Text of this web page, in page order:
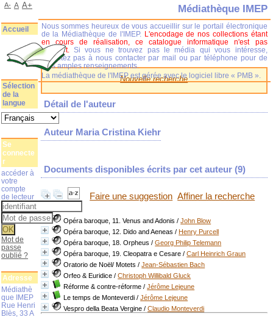
Nouvelle recherche
Détail de l'auteur
Auteur Maria Cristina Kiehr
Documents disponibles écrits par cet auteur (9)
Faire une suggestion Affiner la recherche
Opéra baroque, 11. Venus and Adonis /John Blow
Opéra baroque, 12. Dido and Aeneas /Henry Purcell
Opéra baroque, 18. Orpheus /Georg Philip Telemann
Opéra baroque, 19. Cleopatra e Cesare /Carl Heinrich Graun
Oratorio de Noël/ Motets /Jean-Sébastien Bach
Orfeo & Euridice /Christoph Willibald Gluck
Réforme & contre-réforme /Jérôme Lejeune
Le temps de Monteverdi /Jérôme Lejeune
Vespro della Beata Vergine /Claudio Monteverdi
Médiathèque IMEP
Nous sommes heureux de vous accueillir sur le portail électronique
de la Médiathèque de l'IMEP. L'encodage de nos collections étant
en cours de réalisation, ce catalogue informatique n'est pas
complet.
Si vous ne trouvez pas le média qui vous intéresse,
n'hésitez pas à nous contacter par mail ou par téléphone pour de
plus amples renseignements.
La médiathèque de l'IMEP est gérée avec le logiciel libre « PMB ».
A- A A+
Accueil
Sélection
de la
langue
Se
connecte
r
accéder à
votre
compte
de lecteur
Mot de
passe
oublié ?
Adresse
Médiathè
que IMEP
Rue Henri
Blès, 33 A